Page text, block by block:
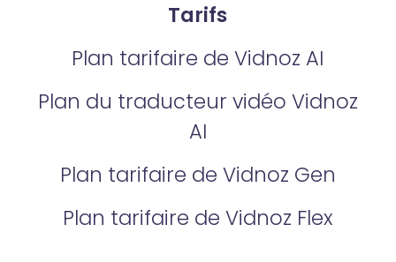
Tarifs
Plan tarifaire de Vidnoz AI
Plan du traducteur vidéo Vidnoz
AI
Plan tarifaire de Vidnoz Gen
Plan tarifaire de Vidnoz Flex